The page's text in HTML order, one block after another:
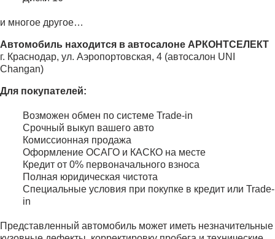
и многое другое…
Автомобиль находится в автосалоне АРКОНТСЕЛЕКТ
г. Краснодар, ул. Аэропортовская, 4 (автосалон UNI
Changan)
Для покупателей:
Возможен обмен по системе Trade-in
Срочный выкуп вашего авто
Комиссионная продажа
Оформление ОСАГО и КАСКО на месте
Кредит от 0% первоначального взноса
Полная юридическая чистота
Специальные условия при покупке в кредит или Trade-
in
Представленный автомобиль может иметь незначительные